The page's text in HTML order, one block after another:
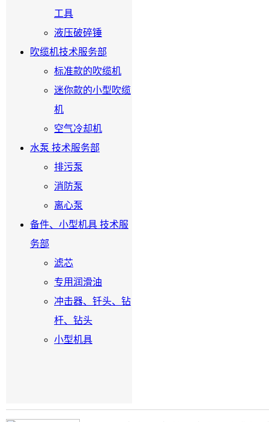
工具
液压破碎锤
吹缆机技术服务部
标准款的吹缆机
迷你款的小型吹缆
机
空气冷却机
水泵 技术服务部
排污泵
消防泵
离心泵
备件、小型机具 技术服
务部
滤芯
专用润滑油
冲击器、钎头、钻
杆、钻头
小型机具